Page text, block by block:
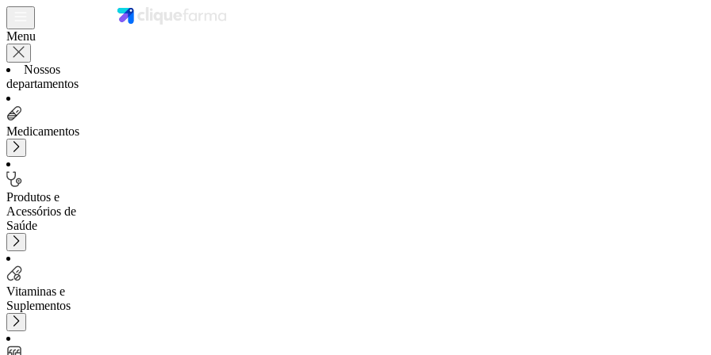
Menu
Nossos
departamentos
Medicamentos
Produtos e
Acessórios de
Saúde
Vitaminas e
Suplementos